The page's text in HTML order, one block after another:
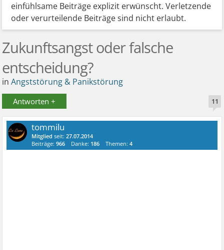
einfühlsame Beiträge explizit erwünscht. Verletzende
oder verurteilende Beiträge sind nicht erlaubt.
Zukunftsangst oder falsche
entscheidung?
inAngststörung & Panikstörung
Antworten + 11
tommilu
Mitglied seit:27.07.2014
Beiträge:966 Danke: 186 Themen:4